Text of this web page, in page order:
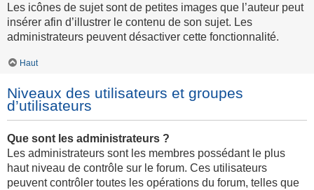
Les icônes de sujet sont de petites images que l’auteur peut
insérer afin d’illustrer le contenu de son sujet. Les
administrateurs peuvent désactiver cette fonctionnalité.
Haut
Niveaux des utilisateurs et groupes
d’utilisateurs
Que sont les administrateurs ?
Les administrateurs sont les membres possédant le plus
haut niveau de contrôle sur le forum. Ces utilisateurs
peuvent contrôler toutes les opérations du forum, telles que